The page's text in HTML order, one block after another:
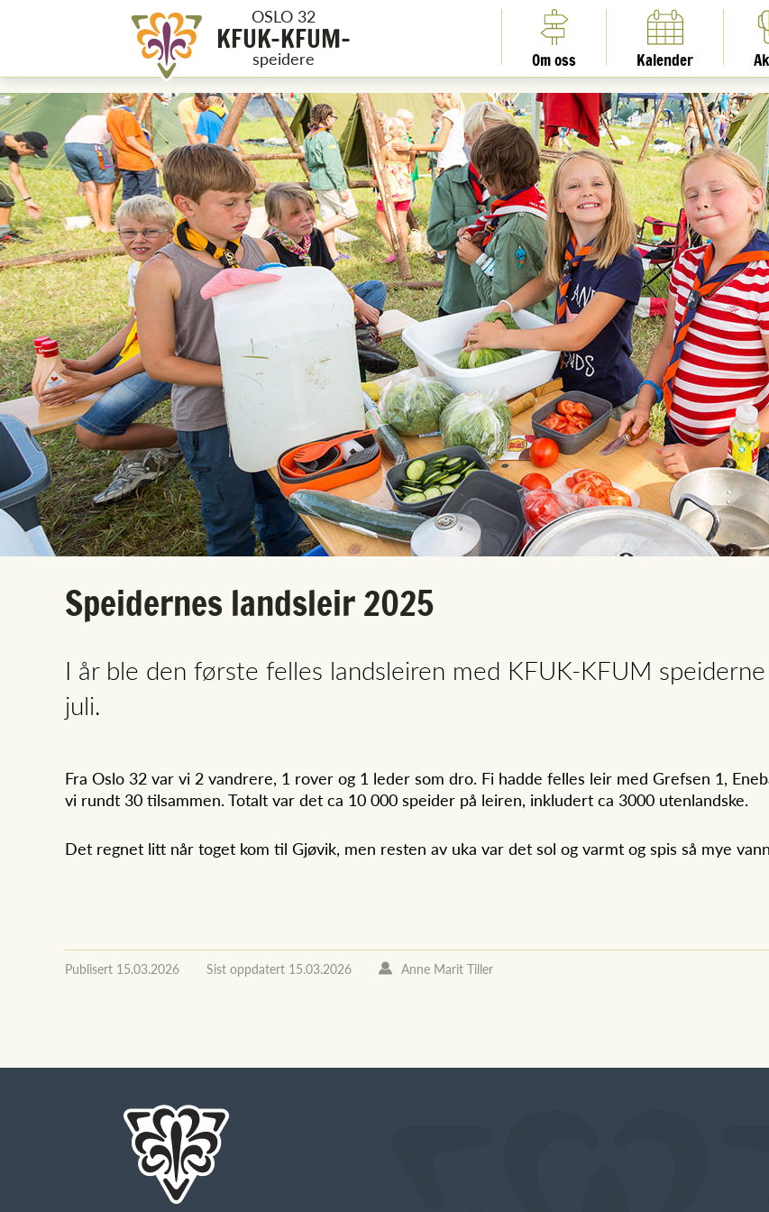
OSLO 32
KFUK-KFUM-
speidere Om oss Kalender
Speidernes landsleir 2025
I år ble den første felles landsleiren med KFUK-KFUM
juli.
Fra Oslo 32 var vi 2 vandrere, 1 rover og 1 leder som dro. Fi hadde felles leir med Grefsen 1,
vi rundt 30 tilsammen. Totalt var det ca 10 000 speider på leiren, inkludert ca 3000 utenlandske.
Det regnet litt når toget kom til Gjøvik, men resten av uka var det sol og varmt og spis så mye
Publisert 15.03.2026 Sist oppdatert 15.03.2026 Anne Marit Tiller